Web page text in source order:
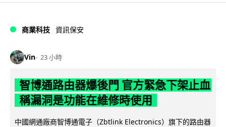
商業科技 資訊保安
Vin 23 小時
智博通路由器爆後門 官方緊急下架止血
稱漏洞是功能在維修時使用
中國網通廠商智博通電子（Zbtlink Electronics）旗下的路由器